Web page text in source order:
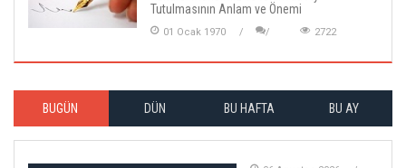
Tutulmasının Anlam ve Önemi
01 Ocak 1970 2722
BUGÜN DÜN BU HAFTA BU AY